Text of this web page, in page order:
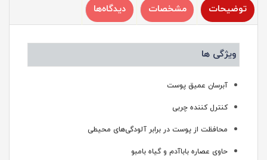
توضیحات مشخصات دیدگاه‌ها
ویژگی ها
آبرسان عمیق پوست
کنترل کننده چربی
محافظت از پوست در برابر آلودگی‌های محیطی
حاوی عصاره باباآدم و گیاه بامبو